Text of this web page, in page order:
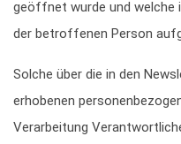
geöffnet wurde und welche
der betroffenen Person
Solche über die in den
erhobenen
Verarbeitung